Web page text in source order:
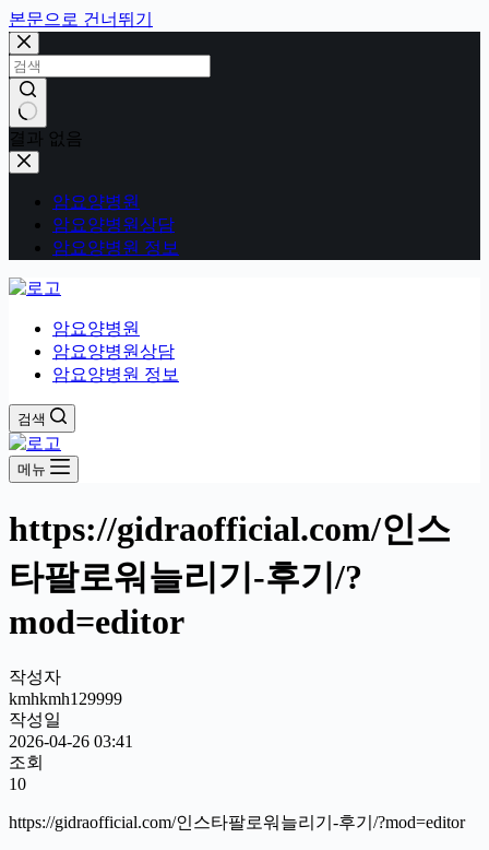
본문으로 건너뛰기
결과 없음
암요양병원
암요양병원상담
암요양병원 정보
암요양병원
암요양병원상담
암요양병원 정보
검색
메뉴
https://gidraofficial.com/인스
타팔로워늘리기-후기/?
mod=editor
작성자
kmhkmh129999
작성일
2026-04-26 03:41
조회
10
https://gidraofficial.com/인스타팔로워늘리기-후기/?mod=editor